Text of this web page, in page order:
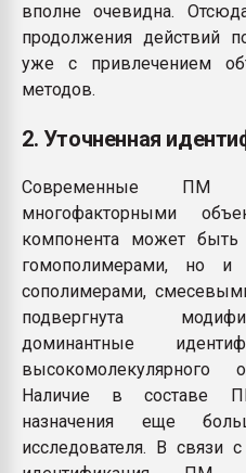
вполне очевидна.
продолжения действий
уже с привлечением
методов.
2. Уточненная
Современные ПМ
многофакторными
компонента может быть
гомополимерами, но
сополимерами,
подвергнута
доминантные
высокомолекулярного
Наличие в составе
назначения еще
исследователя. В связи